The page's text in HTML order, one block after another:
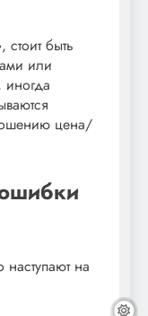
быть
или
иногда
цена/
на